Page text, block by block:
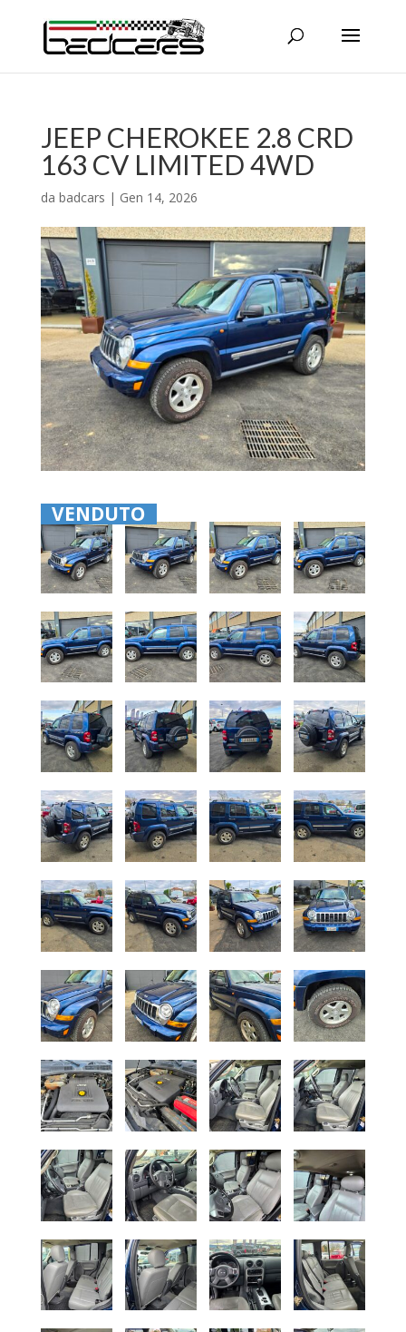
JEEP CHEROKEE 2.8 CRD
163 CV LIMITED 4WD
da badcars | Gen 14, 2026
VENDUTO